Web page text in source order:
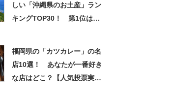
しい「沖縄県のお土産」ラン
キングTOP30！ 第1位は
福岡県の「カツカレー」の名
店10選！ あなたが一番好き
な店はどこ？【人気投票実施